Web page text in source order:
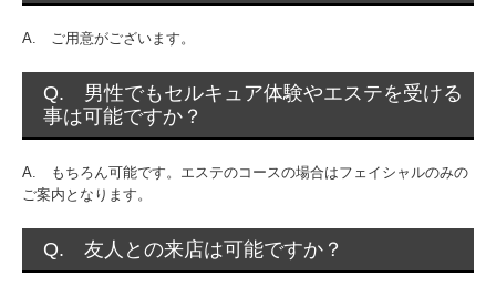
A. ご用意がございます。
Q. 男性でもセルキュア体験やエステを受ける
事は可能ですか？
A. もちろん可能です。エステのコースの場合はフェイシャルのみの
ご案内となります。
Q. 友人との来店は可能ですか？